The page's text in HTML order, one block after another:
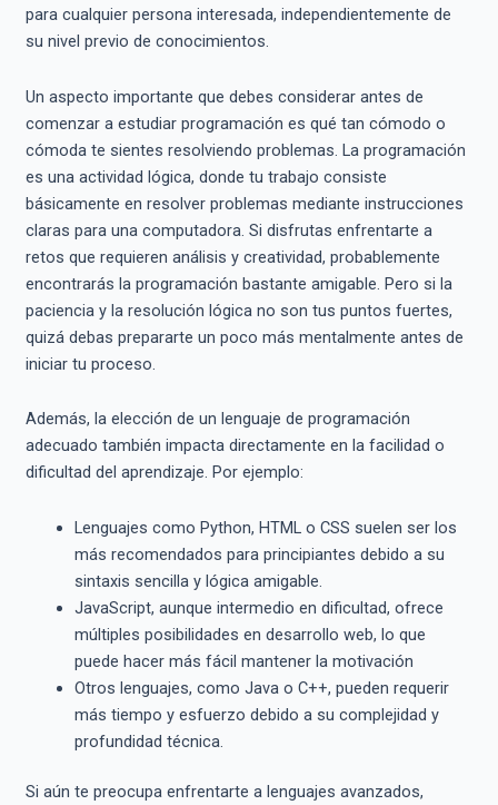
para cualquier persona interesada, independientemente de
su nivel previo de conocimientos.
Un aspecto importante que debes considerar antes de
comenzar a estudiar programación es qué tan cómodo o
cómoda te sientes resolviendo problemas. La programación
es una actividad lógica, donde tu trabajo consiste
básicamente en resolver problemas mediante instrucciones
claras para una computadora. Si disfrutas enfrentarte a
retos que requieren análisis y creatividad, probablemente
encontrarás la programación bastante amigable. Pero si la
paciencia y la resolución lógica no son tus puntos fuertes,
quizá debas prepararte un poco más mentalmente antes de
iniciar tu proceso.
Además, la elección de un lenguaje de programación
adecuado también impacta directamente en la facilidad o
dificultad del aprendizaje. Por ejemplo:
Lenguajes como Python, HTML o CSS suelen ser los
más recomendados para principiantes debido a su
sintaxis sencilla y lógica amigable.
JavaScript, aunque intermedio en dificultad, ofrece
múltiples posibilidades en desarrollo web, lo que
puede hacer más fácil mantener la motivación
Otros lenguajes, como Java o C++, pueden requerir
más tiempo y esfuerzo debido a su complejidad y
profundidad técnica.
Si aún te preocupa enfrentarte a lenguajes avanzados,